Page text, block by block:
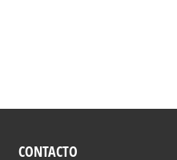
CONTACTO